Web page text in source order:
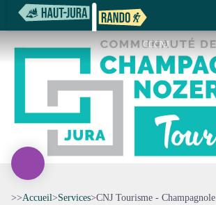
CNJ Tourisme - Champagnole
CCCNJ
>>Accueil>Services>CNJ Tourisme - Champagnole